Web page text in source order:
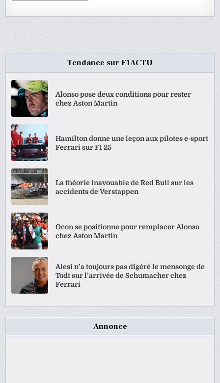
Tendance sur F1ACTU
Alonso pose deux conditions pour rester
chez Aston Martin
Hamilton donne une leçon aux pilotes e-sport
Ferrari sur F1 25
La théorie inavouable de Red Bull sur les
accidents de Verstappen
Ocon se positionne pour remplacer Alonso
chez Aston Martin
Alesi n’a toujours pas digéré le mensonge de
Todt sur l’arrivée de Schumacher chez
Ferrari
Annonce